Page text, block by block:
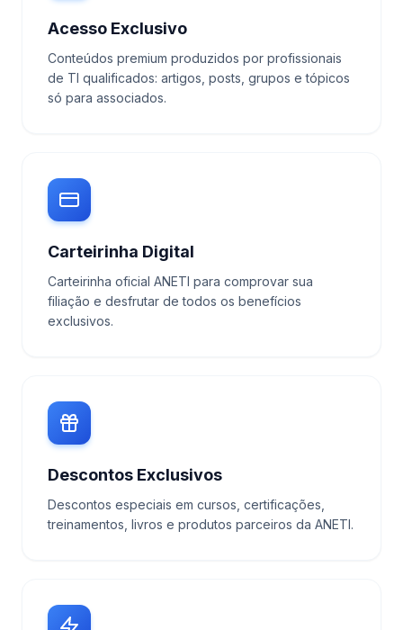
Acesso Exclusivo
Conteúdos premium produzidos por profissionais
de TI qualificados: artigos, posts, grupos e tópicos
só para associados.
Carteirinha Digital
Carteirinha oficial ANETI para comprovar sua
filiação e desfrutar de todos os benefícios
exclusivos.
Descontos Exclusivos
Descontos especiais em cursos, certificações,
treinamentos, livros e produtos parceiros da ANETI.